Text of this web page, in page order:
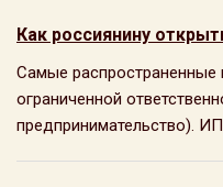
Как россиянину
Самые
ограниченной
предпринимательство).